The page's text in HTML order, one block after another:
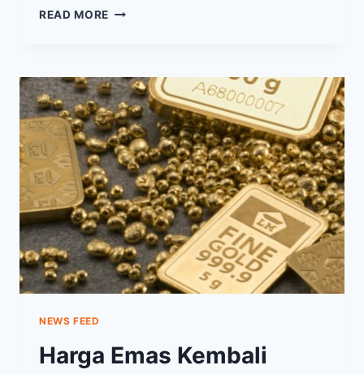
READ MORE PERGERAKAN
INI,
RABU
22
SEPTEMBER
2021,
BERBURU
SAFE
HAVEN
NEWS FEED
Harga Emas Kembali